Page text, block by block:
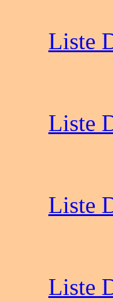
Liste
Liste
Liste
Liste